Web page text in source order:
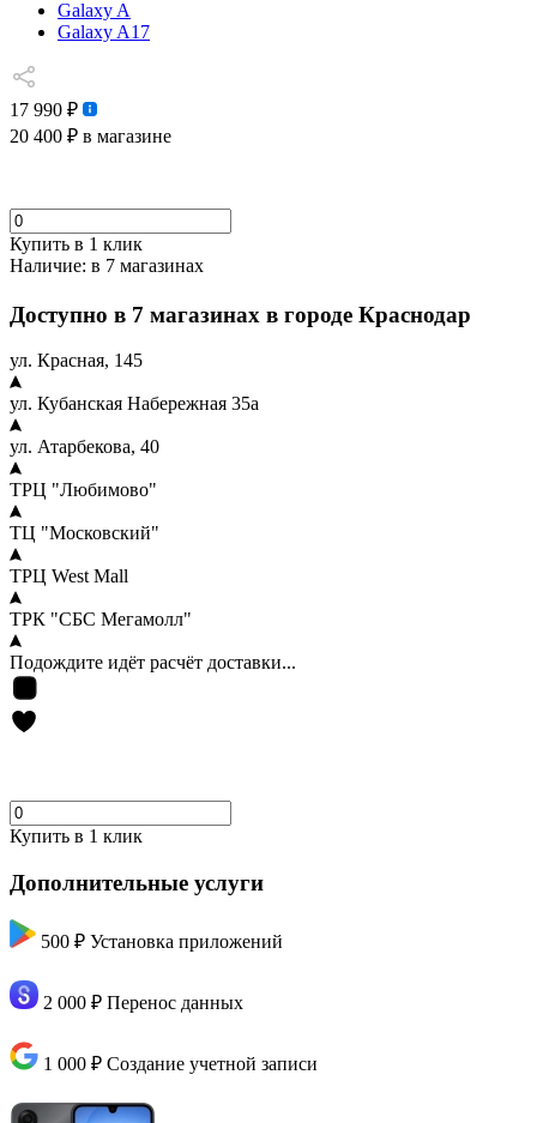
Galaxy A
Galaxy A17
17 990 ₽
20 400 ₽ в магазине
Купить в 1 клик
Наличие: в 7 магазинах
Доступно в 7 магазинах в городе Краснодар
ул. Красная, 145
ул. Кубанская Набережная 35а
ул. Атарбекова, 40
ТРЦ "Любимово"
ТЦ "Московский"
ТРЦ West Mall
ТРК "СБС Мегамолл"
Подождите идёт расчёт доставки...
Купить в 1 клик
Дополнительные услуги
500 ₽ Установка приложений
2 000 ₽ Перенос данных
1 000 ₽ Создание учетной записи